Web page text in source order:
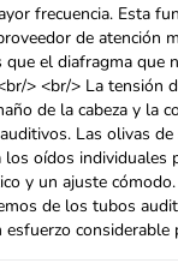
frecuencia. Esta
de atención
que el diafragma que
> <br/> La tensión
de la cabeza y la
Las olivas
los oídos individuales
y un ajuste
de los tubos
considerable